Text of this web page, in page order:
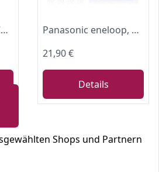
Panasonic BK-4MCCA16FA eneloop AAA 2100 Cycle NI-MH vorgeladene wiederaufladbare Batterien, 16 Stück
Panasonic eneloop, Ready-to-Use NI-MH Akku, AA Mignon, 4er Pack, Storage Case, min. 1900 mAh, 2100 Ladezyklen, Starke Leistung, wiederaufladbare Akku Batterien
21,90 €
Details
Shops und Partnern